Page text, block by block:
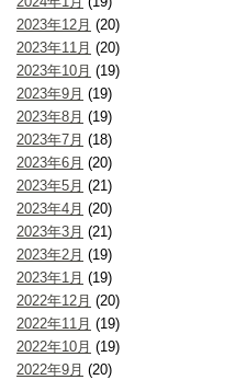
2023年12月 (20)
2023年11月 (20)
2023年10月 (19)
2023年9月 (19)
2023年8月 (19)
2023年7月 (18)
2023年6月 (20)
2023年5月 (21)
2023年4月 (20)
2023年3月 (21)
2023年2月 (19)
2023年1月 (19)
2022年12月 (20)
2022年11月 (19)
2022年10月 (19)
2022年9月 (20)